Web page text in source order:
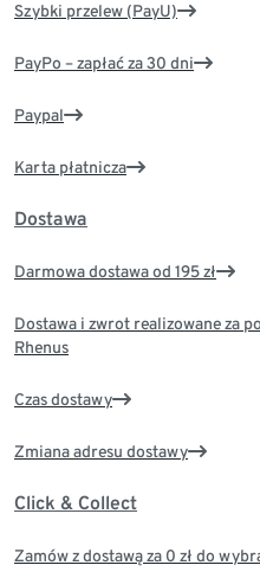
Szybki przelew (PayU)
PayPo – zapłać za 30 dni
Paypal
Karta płatnicza
Dostawa
Darmowa dostawa od 195 zł
Dostawa i zwrot realizowane za
Rhenus
Czas dostawy
Zmiana adresu dostawy
Click & Collect
Zamów z dostawą za 0 zł do